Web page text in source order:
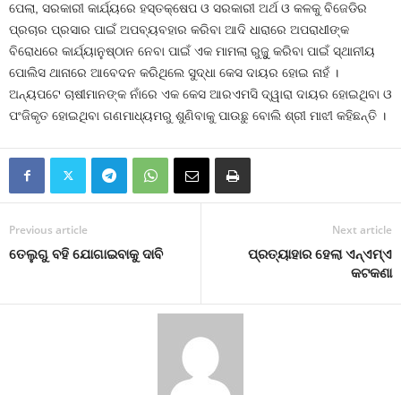
ପେଲା, ସରକାରୀ କାର୍ଯ୍ୟରେ ହସ୍ତକ୍ଷେପ ଓ ସରକାରୀ ଅର୍ଥ ଓ କଳକୁ ବିଜେଡିର
ପ୍ରଚାର ପ୍ରସାର ପାଇଁ ଅପବ୍ୟବହାର କରିବା ଆଦି ଧାରାରେ ଅପରାଧୀଙ୍କ
ବିରୋଧରେ କାର୍ଯ୍ୟାନୁଷ୍ଠାନ ନେବା ପାଇଁ ଏକ ମାମଲା ରୁଜୁୁ କରିବା ପାଇଁ ସ୍ଥାନୀୟ
ପୋଲିସ ଥାନାରେ ଆବେଦନ କରିଥିଲେ ସୁଦ୍ଧା କେସ ଦାୟର ହୋଇ ନାହଁ ।
ଅନ୍ୟପଟେ ଚାଷୀମାନଙ୍କ ନାଁରେ ଏକ କେସ ଆରଏମସି ଦ୍ୱାରା ଦାୟର ହୋଇଥିବା ଓ
ପଂଜିକୃତ ହୋଇଥିବା ଗଣମାଧ୍ୟମରୁ ଶୁଣିବାକୁ ପାଉଛୁ ବୋଲି ଶ୍ରୀ ମାଝୀ କହିଛନ୍ତି ।
Previous article
ତେଲୁଗୁ ବହି ଯୋଗାଇବାକୁ ଦାବି
Next article
ପ୍ରତ୍ୟାହାର ହେଲା ଏନ୍‍ଏମ୍‍ଏ
କଟକଣା